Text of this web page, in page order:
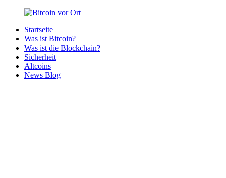
Zurück
Inhalt
Bitcoin
Bitcoins
deiner
Region
Startseite
Was ist Bitcoin?
Was ist die Blockchain?
Sicherheit
Altcoins
News Blog